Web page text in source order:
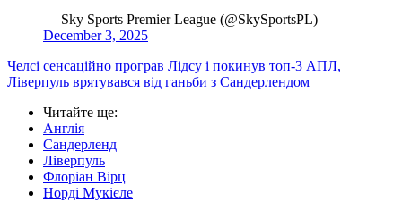
— Sky Sports Premier League (@SkySportsPL)
December 3, 2025
Челсі сенсаційно програв Лідсу і покинув топ-3 АПЛ,
Ліверпуль врятувався від ганьби з Сандерлендом
Читайте ще:
Англія
Сандерленд
Ліверпуль
Флоріан Вірц
Норді Мукієле